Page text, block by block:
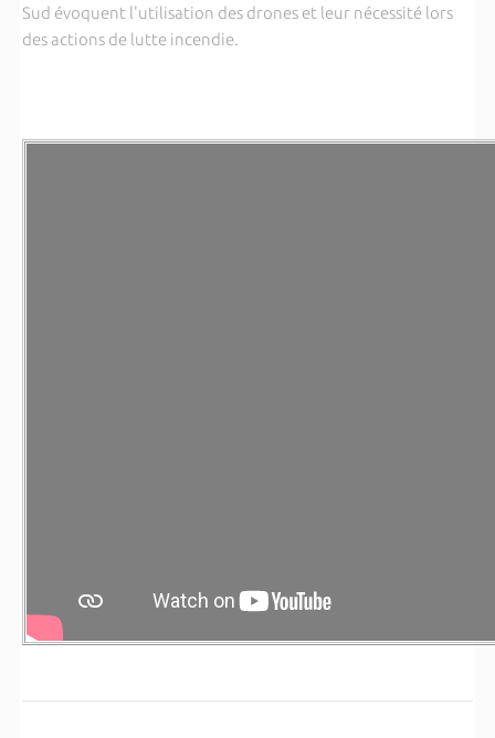
Sud évoquent l'utilisation des drones et leur nécessité lors
des actions de lutte incendie.